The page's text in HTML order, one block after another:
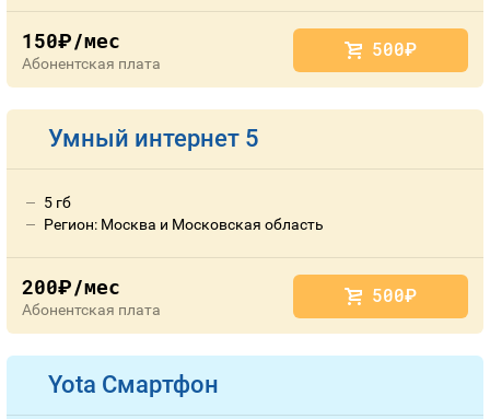
150руб./мес
Абонентская плата
500руб.
Умный интернет 5
5 гб
Регион: Москва и Московская область
200руб./мес
Абонентская плата
500руб.
Yota Смартфон